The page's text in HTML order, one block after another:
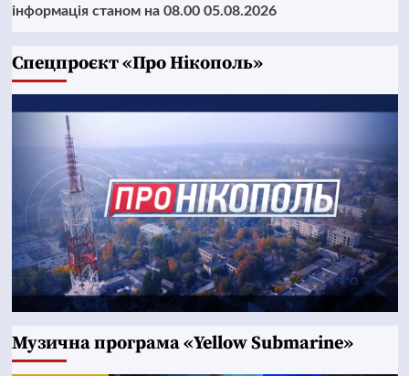
інформація станом на 08.00 05.08.2026
Cпецпроєкт «Про Нікополь»
Музична програма «Yellow Submarine»